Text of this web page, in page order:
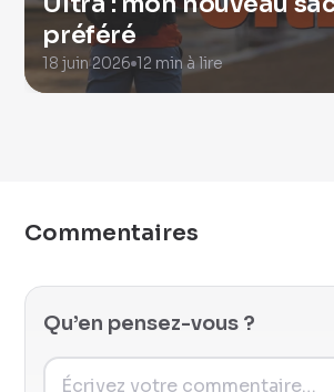
préféré
18 juin 2026 12 min à lire
Commentaires
Qu’en pensez-vous ?